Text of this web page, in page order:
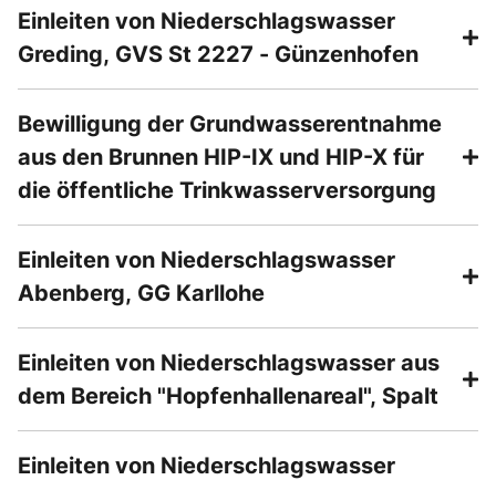
Einleiten von Niederschlagswasser
Greding, GVS St 2227 - Günzenhofen
Bewilligung der Grundwasserentnahme
aus den Brunnen HIP-IX und HIP-X für
die öffentliche Trinkwasserversorgung
Einleiten von Niederschlagswasser
Abenberg, GG Karllohe
Einleiten von Niederschlagswasser aus
dem Bereich "Hopfenhallenareal", Spalt
Einleiten von Niederschlagswasser